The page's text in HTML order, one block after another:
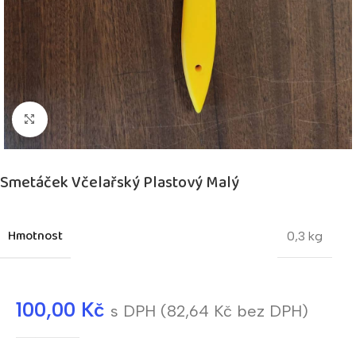
Kliknutím zvětšíte
Smetáček Včelařský Plastový Malý
Hmotnost 0,3 kg
100,00 Kč s DPH (82,64 Kč bez DPH)